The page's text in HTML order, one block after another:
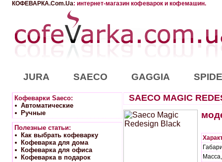
КОФЕВАРКА.Com.Ua: интернет-магазин кофеварок и кофемашин.
JURA SAECO GAGGIA
Кофеварки Saeco:
Автоматические
Ручные
Полезные статьи:
Как выбрать кофеварку
Кофеварка для дома
Кофеварка для офиса
Кофеварка в подарок
SAECO MAGIC
Масса,